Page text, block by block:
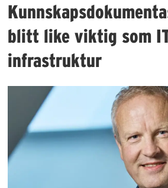
blitt like viktig som
infrastruktur